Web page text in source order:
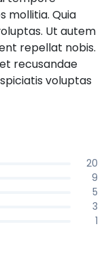
mollitia. Quia
Ut autem
repellat nobis.
recusandae
voluptas
20
9
5
3
1